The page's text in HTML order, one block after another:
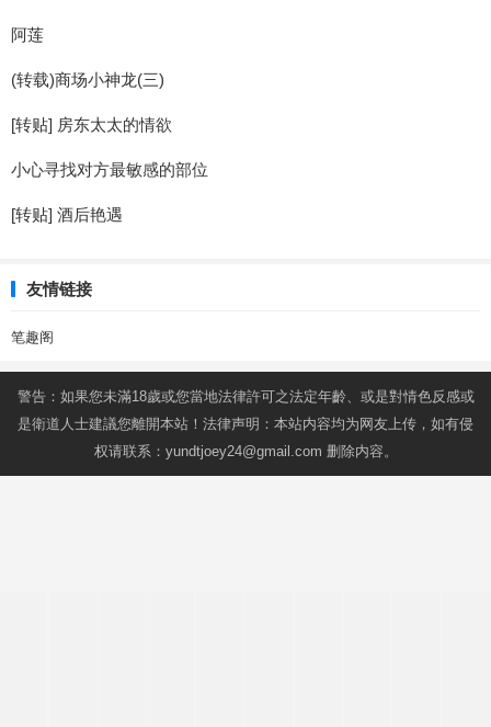
阿莲
(转载)商场小神龙(三)
[转贴] 房东太太的情欲
小心寻找对方最敏感的部位
[转贴] 酒后艳遇
友情链接
笔趣阁
警告：如果您未滿18歲或您當地法律許可之法定年齡、或是對情色反感或
是衛道人士建議您離開本站！法律声明：本站内容均为网友上传，如有侵
权请联系： yundtjoey24@gmail.com 删除内容。